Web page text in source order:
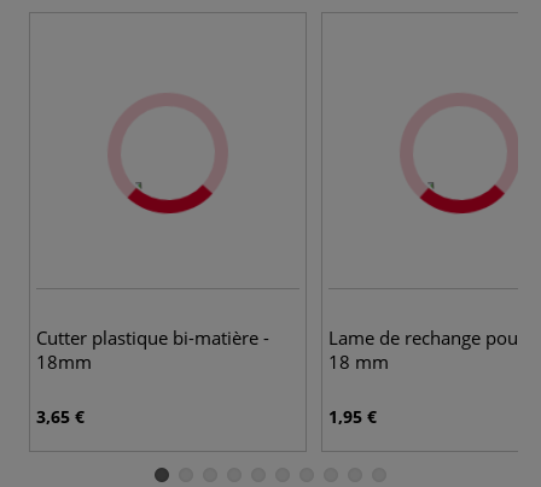
Cutter plastique bi-matière -
18mm
3,65 €
Lame de rechange pour
18 mm
1,95 €